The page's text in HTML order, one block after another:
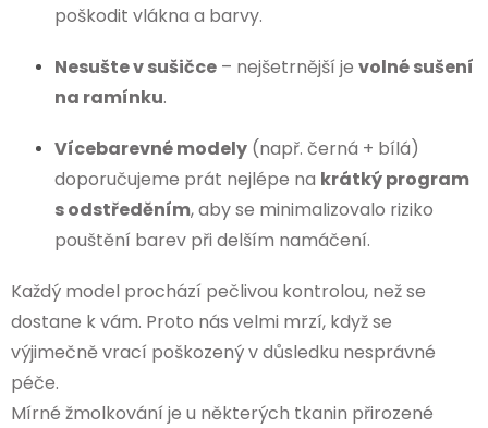
poškodit vlákna a barvy.
Nesušte v sušičce – nejšetrnější je volné sušení
na ramínku.
Vícebarevné modely (např. černá + bílá)
doporučujeme prát nejlépe na krátký program
s odstředěním, aby se minimalizovalo riziko
pouštění barev při delším namáčení.
Každý model prochází pečlivou kontrolou, než se
dostane k vám. Proto nás velmi mrzí, když se
výjimečně vrací poškozený v důsledku nesprávné
péče.
Mírné žmolkování je u některých tkanin přirozené